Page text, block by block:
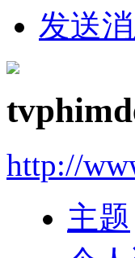
发送
http://
主题